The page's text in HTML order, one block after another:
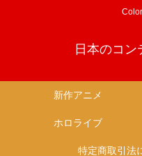
日本のコン
新作アニメ
ホロライブ